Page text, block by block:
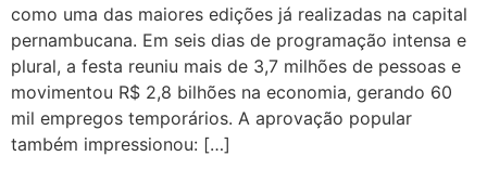
como uma das maiores edições já realizadas na capital
pernambucana. Em seis dias de programação intensa e
plural, a festa reuniu mais de 3,7 milhões de pessoas e
movimentou R$ 2,8 bilhões na economia, gerando 60
mil empregos temporários. A aprovação popular
também impressionou: […]